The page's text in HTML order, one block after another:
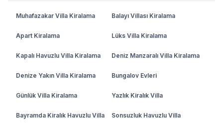
Muhafazakar Villa Kiralama Balayı Villası Kiralama
Apart Kiralama Lüks Villa Kiralama
Kapalı Havuzlu Villa Kiralama Deniz Manzaralı Villa Kiralama
Denize Yakın Villa Kiralama Bungalov Evleri
Günlük Villa Kiralama Yazlık Kiralık Villa
Bayramda Kiralık Havuzlu Villa Sonsuzluk Havuzlu Villa